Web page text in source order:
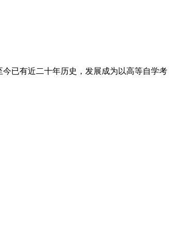
已有近二十年历史，发展成为以高等自学考